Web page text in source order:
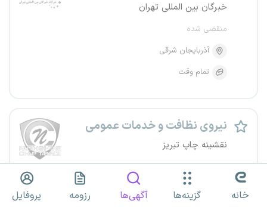
خبرگان بین المللی تهران
منقضی شده
آذربایجان شرقی
تمام وقت
نیروی نظافت و خدمات عمومی
نقشینه چاپ تبریز
منقضی شده
آذربایجان شرقی
تبریز
خانه گزینه‌ها آگهی‌ها رزومه پروفایل